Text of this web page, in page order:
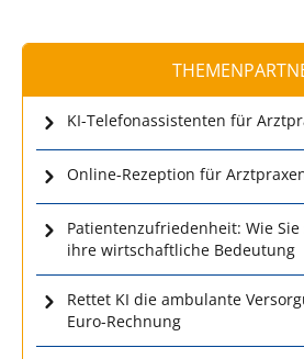
KI-Telefonassistenten für
Online-Rezeption für
Patientenzufriedenheit: Wie
ihre wirtschaftliche Bedeutung
Rettet KI die ambulante
Euro-Rechnung